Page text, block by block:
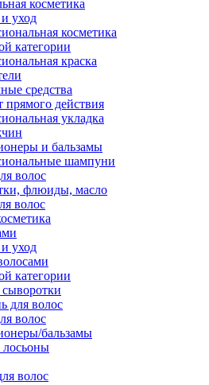
косметика
уход
косметика
категории
краска
средства
прямого действия
укладка
и бальзамы
шампуни
волос
флюиды, масло
волос
уход
категории
для волос
волос
бальзамы
волос